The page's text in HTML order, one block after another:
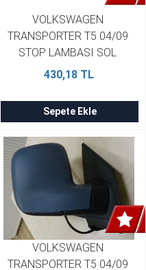
VOLKSWAGEN
TRANSPORTER T5 04/09
STOP LAMBASI SOL
KIRMIZI/BEYAZ PLEKSAN
430,18 TL
Sepete Ekle
VOLKSWAGEN
TRANSPORTER T5 04/09